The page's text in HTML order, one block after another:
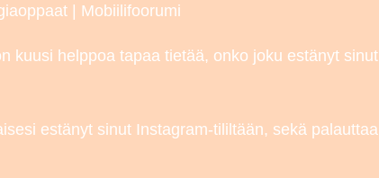
| Mobiilifoorumi
kuusi helppoa tapaa tietää, onko joku estänyt sinut
estänyt sinut Instagram-tililtään, sekä palauttaa